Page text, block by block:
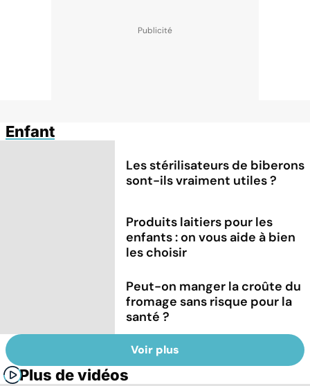
Enfant
Les stérilisateurs de biberons
sont-ils vraiment utiles ?
Produits laitiers pour les
enfants : on vous aide à bien
les choisir
Peut-on manger la croûte du
fromage sans risque pour la
santé ?
Voir plus
Plus de vidéos